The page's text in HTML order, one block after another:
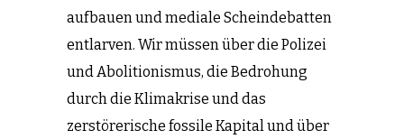
aufbauen und mediale Scheindebatten
entlarven. Wir müssen über die Polizei
und Abolitionismus, die Bedrohung
durch die Klimakrise und das
zerstörerische fossile Kapital und über